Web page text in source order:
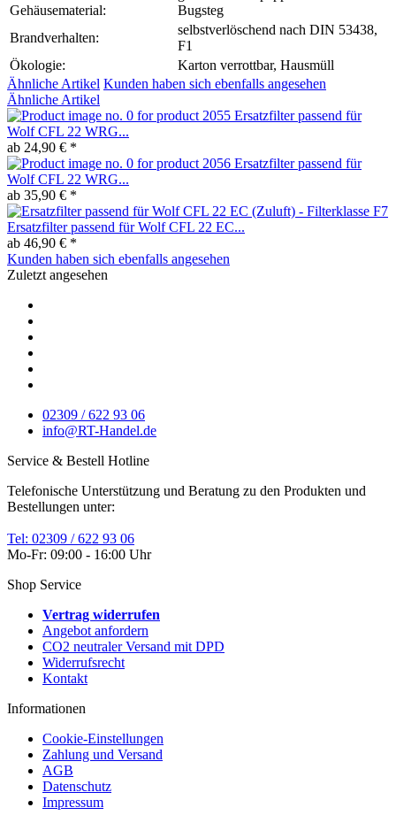
Gehäusematerial:
Bugsteg
Brandverhalten:
selbstverlöschend nach DIN 53438,
F1
Ökologie:
Karton verrottbar, Hausmüll
Ähnliche Artikel Kunden haben sich ebenfalls angesehen
Ähnliche Artikel
Ersatzfilter passend für
Wolf CFL 22 WRG...
ab 24,90 € *
Ersatzfilter passend für
Wolf CFL 22 WRG...
ab 35,90 € *
Ersatzfilter passend für Wolf CFL 22 EC...
ab 46,90 € *
Kunden haben sich ebenfalls angesehen
Zuletzt angesehen
02309 / 622 93 06
info@RT-Handel.de
Service & Bestell Hotline
Telefonische Unterstützung und Beratung zu den Produkten und
Bestellungen unter:
Tel: 02309 / 622 93 06
Mo-Fr: 09:00 - 16:00 Uhr
Shop Service
Vertrag widerrufen
Angebot anfordern
CO2 neutraler Versand mit DPD
Widerrufsrecht
Kontakt
Informationen
Cookie-Einstellungen
Zahlung und Versand
AGB
Datenschutz
Impressum